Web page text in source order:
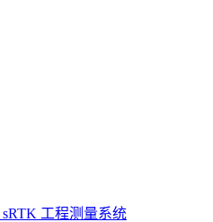
sRTK 工程测量系统